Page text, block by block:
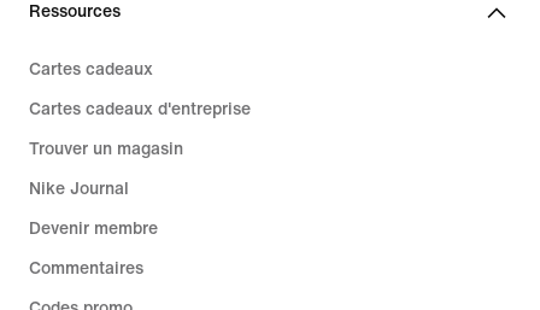
Ressources
Cartes cadeaux
Cartes cadeaux d'entreprise
Trouver un magasin
Nike Journal
Devenir membre
Commentaires